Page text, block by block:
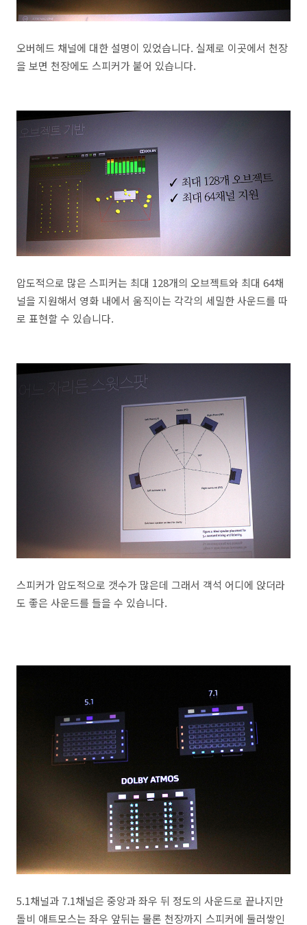
오버헤드 채널에 대한 설명이 있었습니다. 실제로 이곳에서 천장
을 보면 천장에도 스피커가 붙어 있습니다.
압도적으로 많은 스피커는 최대 128개의 오브젝트와 최대 64채
널을 지원해서 영화 내에서 움직이는 각각의 세밀한 사운드를 따
로 표현할 수 있습니다.
스피커가 압도적으로 갯수가 많은데 그래서 객석 어디에 앉더라
도 좋은 사운드를 들을 수 있습니다.
5.1채널과 7.1채널은 중앙과 좌우 뒤 정도의 사운드로 끝나지만
돌비 애트모스는 좌우 앞뒤는 물론 천장까지 스피커에 둘러쌓인